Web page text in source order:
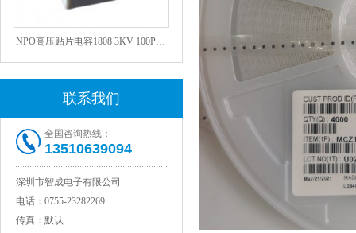
联系我们
全国咨询热线：
13510639094
深圳市智成电子有限公司
电话： 0755-23282269
传真： 默认